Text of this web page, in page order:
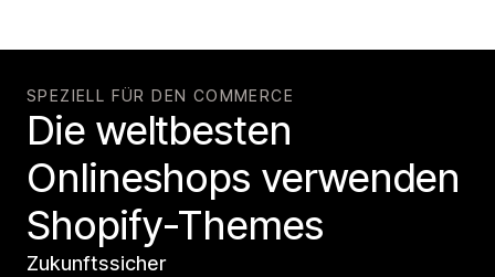
SPEZIELL FÜR DEN COMMERCE
Die weltbesten
Onlineshops verwenden
Shopify-Themes
Zukunftssicher